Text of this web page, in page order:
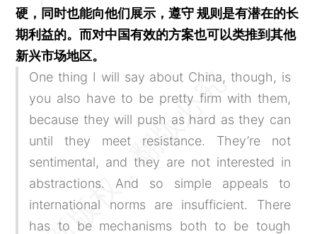
硬，同时也能向他们展示，遵守 规则是有潜在的长
期利益的。而对中国有效的方案也可以类推到其他
新兴市场地区。
One thing I will say about China, though, is
you also have to be pretty firm with them,
because they will push as hard as they can
until they meet resistance. They’re not
sentimental, and they are not interested in
abstractions. And so simple appeals to
international norms are insufficient. There
has to be mechanisms both to be tough